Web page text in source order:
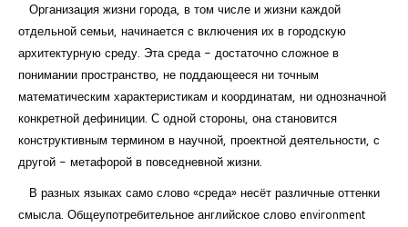
Организация жизни города, в том числе и жизни каждой
отдельной семьи, начинается с включения их в городскую
архитектурную среду. Эта среда - достаточно сложное в
понимании пространство, не поддающееся ни точным
математическим характеристикам и координатам, ни однозначной
конкретной дефиниции. С одной стороны, она становится
конструктивным термином в научной, проектной деятельности, с
другой - метафорой в повседневной жизни.
В разных языках само слово «среда» несёт различные оттенки
смысла. Общеупотребительное английское слово environment